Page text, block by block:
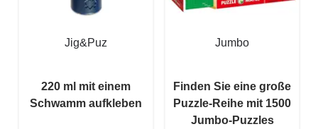
Jig&Puz
220 ml mit einem
Schwamm aufkleben
Jumbo
Finden Sie eine große
Puzzle-Reihe mit 1500
Jumbo-Puzzles